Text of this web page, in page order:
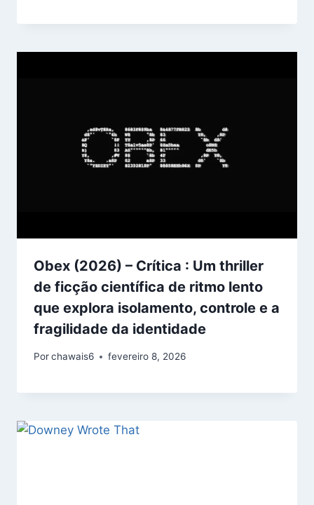
Obex (2026) – Crítica : Um thriller
de ficção científica de ritmo lento
que explora isolamento, controle e a
fragilidade da identidade
Porchawais6 fevereiro 8, 2026